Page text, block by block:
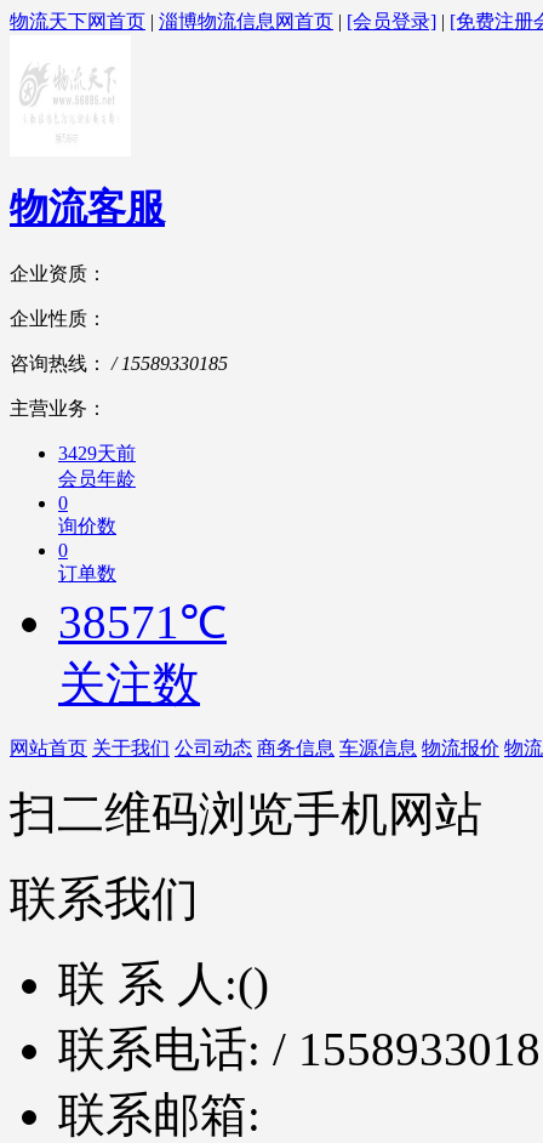
物流天下网首页 | 淄博物流信息网首页 | [会员登录] | [免费注册
物流客服
企业资质：
企业性质：
咨询热线： / 15589330185
主营业务：
3429天前
会员年龄
0
询价数
0
订单数
38571℃
关注数
网站首页 关于我们 公司动态 商务信息 车源信息 物流报价 物
扫二维码浏览手机网站
联系我们
联 系 人:()
联系电话: /
联系邮箱: